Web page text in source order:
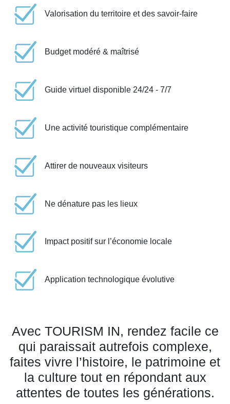
Valorisation du territoire et des savoir-faire
Budget modéré & maîtrisé
Guide virtuel disponible 24/24 - 7/7
Une activité touristique complémentaire
Attirer de nouveaux visiteurs
Ne dénature pas les lieux
Impact positif sur l’économie locale
Application technologique évolutive
Avec TOURISM IN, rendez facile ce
qui paraissait autrefois complexe,
faites vivre l’histoire, le patrimoine et
la culture tout en répondant aux
attentes de toutes les générations.